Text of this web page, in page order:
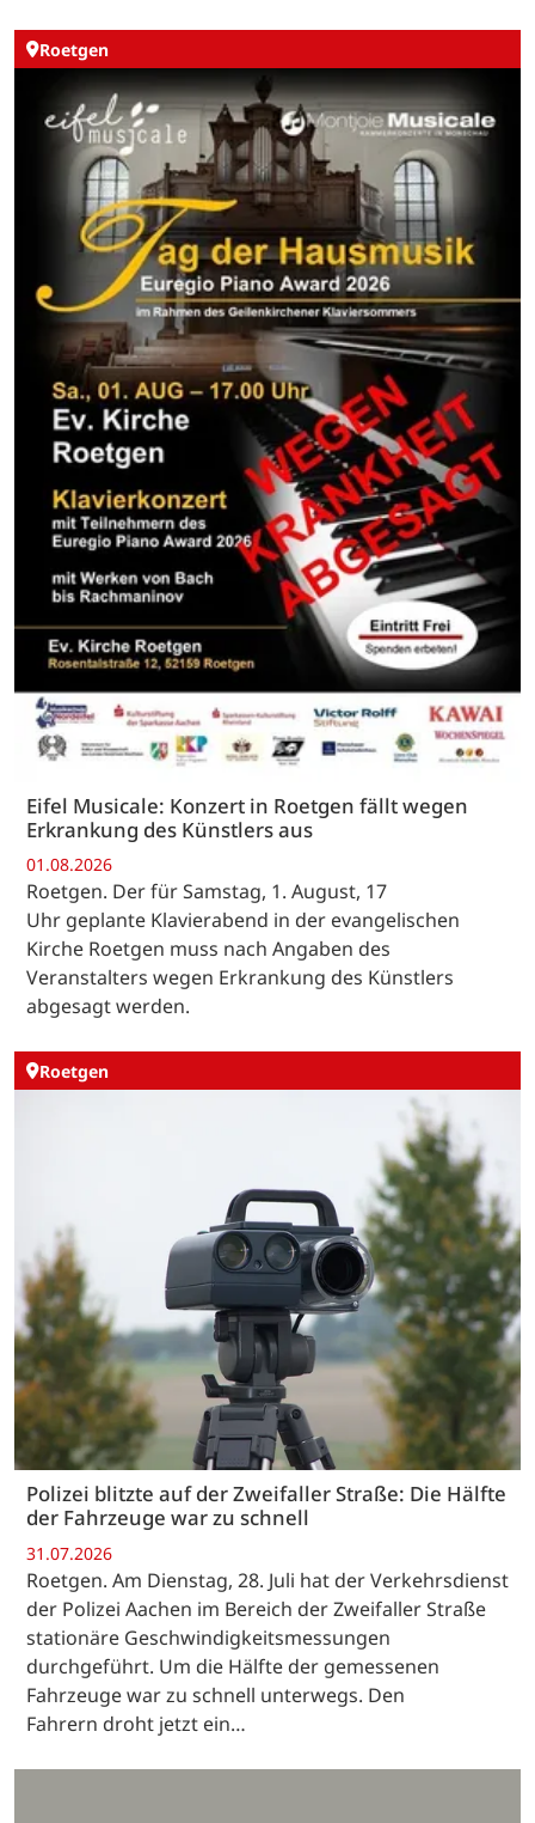
Roetgen
Eifel Musicale: Konzert in Roetgen fällt wegen
Erkrankung des Künstlers aus
01.08.2026
Roetgen. Der für Samstag, 1. August, 17
Uhr geplante Klavierabend in der evangelischen
Kirche Roetgen muss nach Angaben des
Veranstalters wegen Erkrankung des Künstlers
abgesagt werden.
Roetgen
Polizei blitzte auf der Zweifaller Straße: Die Hälfte
der Fahrzeuge war zu schnell
31.07.2026
Roetgen. Am Dienstag, 28. Juli hat der Verkehrsdienst
der Polizei Aachen im Bereich der Zweifaller Straße
stationäre Geschwindigkeitsmessungen
durchgeführt. Um die Hälfte der gemessenen
Fahrzeuge war zu schnell unterwegs. Den
Fahrern droht jetzt ein…